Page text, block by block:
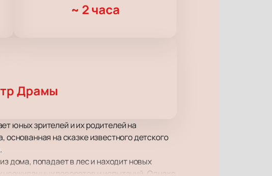
~ 2 часа
Драмы
юных зрителей и их родителей на
на сказке известного детского
дома, попадает в лес и находит новых
поворотов и испытаний. Однако